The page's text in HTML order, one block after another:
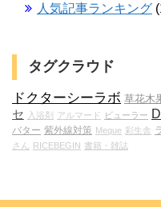
人気記事ランキング
タグクラウド
ドクターシーラボ 草花木
セ
入浴剤 アルマード ビューラー
バター 紫外線対策 Meque 彩生舎
さん
RICEBEGIN 書籍・雑誌